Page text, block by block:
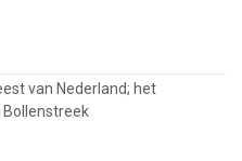
van Nederland; het
Bollenstreek